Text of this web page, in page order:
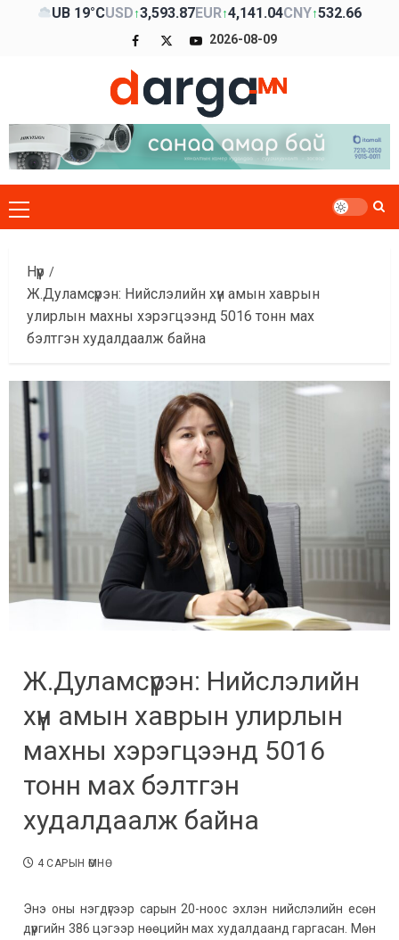
UB 19°CUSD↑3,593.87EUR↑4,141.04CNY↑532.66
Facebook
x Youtube
2026-08-09
Menu
Нүүр
Ж.Дуламсүрэн: Нийслэлийн хүн амын хаврын
улирлын махны хэрэгцээнд 5016 тонн мах
бэлтгэн худалдаалж байна
Ж.Дуламсүрэн: Нийслэлийн
хүн амын хаврын улирлын
махны хэрэгцээнд 5016
тонн мах бэлтгэн
худалдаалж байна
4 САРЫН ӨМНӨ
Энэ оны нэгдүгээр сарын 20-ноос эхлэн нийслэлийн есөн
дүүргийн 386 цэгээр нөөцийн мах худалдаанд гаргасан. Мөн